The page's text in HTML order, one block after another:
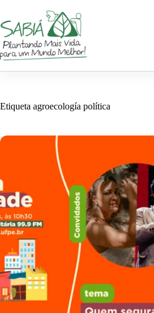
contenido
Etiqueta agroecología política